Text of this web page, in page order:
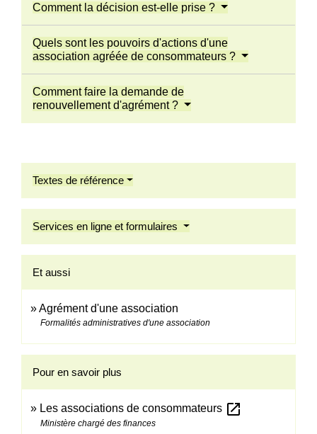
Comment la décision est-elle prise ?
Quels sont les pouvoirs d'actions d'une
association agréée de consommateurs ?
Comment faire la demande de
renouvellement d'agrément ?
Textes de référence
Services en ligne et formulaires
Et aussi
Agrément d'une association
Formalités administratives d'une association
Pour en savoir plus
Les associations de consommateurs open_in_new
Ministère chargé des finances